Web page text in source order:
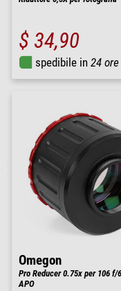
$ 34,90
spedibile in 24 ore
Omegon
Pro Reducer 0.75x per 106 f/
APO